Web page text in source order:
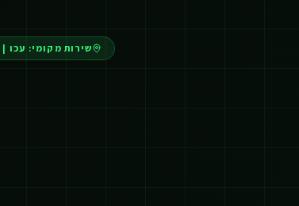
שירות מקומי: עכו |